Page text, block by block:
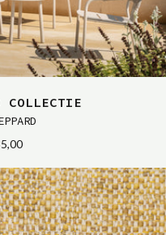
COLLECTIE